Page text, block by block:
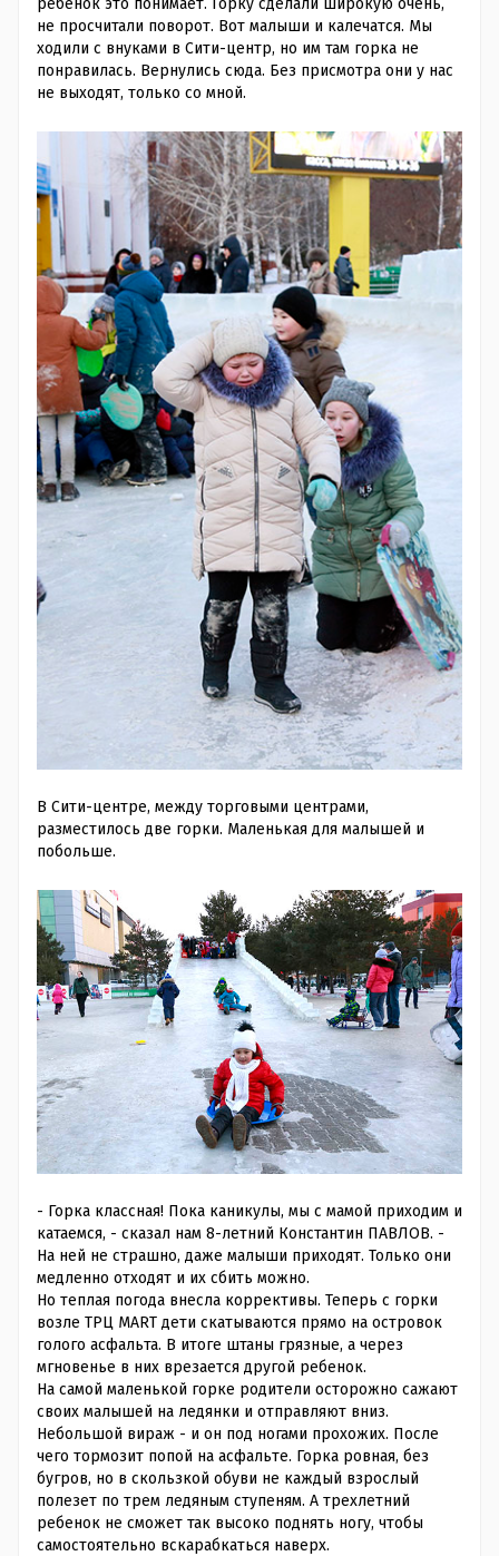
ребенок это понимает. Горку сделали широкую очень,
не просчитали поворот. Вот малыши и калечатся. Мы
ходили с внуками в Сити-центр, но им там горка не
понравилась. Вернулись сюда. Без присмотра они у нас
не выходят, только со мной.
В Сити-центре, между торговыми центрами,
разместилось две горки. Маленькая для малышей и
побольше.
- Горка классная! Пока каникулы, мы с мамой приходим и
катаемся, - сказал нам 8-летний Константин ПАВЛОВ. -
На ней не страшно, даже малыши приходят. Только они
медленно отходят и их сбить можно.
Но теплая погода внесла коррективы. Теперь с горки
возле ТРЦ MART дети скатываются прямо на островок
голого асфальта. В итоге штаны грязные, а через
мгновенье в них врезается другой ребенок.
На самой маленькой горке родители осторожно сажают
своих малышей на ледянки и отправляют вниз.
Небольшой вираж - и он под ногами прохожих. После
чего тормозит попой на асфальте. Горка ровная, без
бугров, но в скользкой обуви не каждый взрослый
полезет по трем ледяным ступеням. А трехлетний
ребенок не сможет так высоко поднять ногу, чтобы
самостоятельно вскарабкаться наверх.